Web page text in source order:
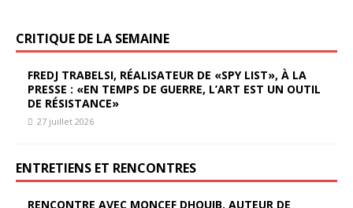
CRITIQUE DE LA SEMAINE
FREDJ TRABELSI, RÉALISATEUR DE «SPY LIST», À LA
PRESSE : «EN TEMPS DE GUERRE, L’ART EST UN OUTIL
DE RÉSISTANCE»
27 juillet 2026
ENTRETIENS ET RENCONTRES
RENCONTRE AVEC MONCEF DHOUIB, AUTEUR DE